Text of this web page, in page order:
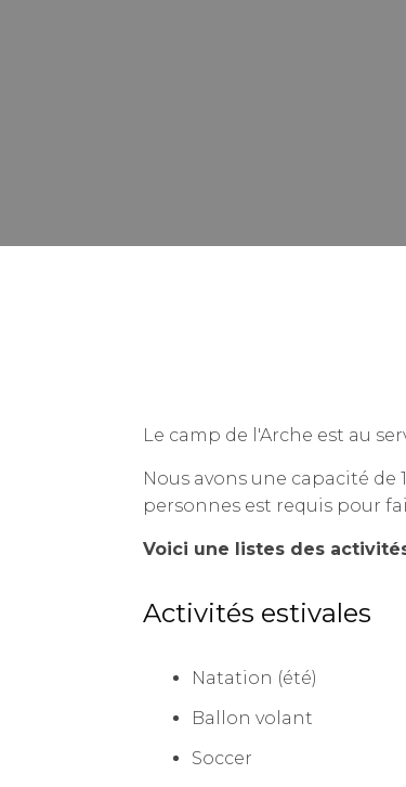
Le camp de l'Arche est au
Nous avons une capacité
personnes est requis pour
Voici une listes des
Activités estivales
Natation (été)
Ballon volant
Soccer